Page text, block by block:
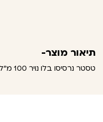
תיאור מוצר-
טסטר נרסיסו בלו נויר 100 מ"ל